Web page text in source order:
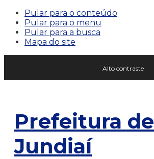
Pular para o conteúdo
Pular para o menu
Pular para a busca
Mapa do site
Alto contraste
Prefeitura de
Jundiaí